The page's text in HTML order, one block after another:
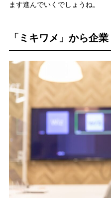
ます進んでいくでしょうね。
「ミキワメ」から企